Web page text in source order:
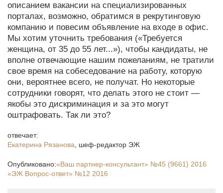
описанием вакансии на специализированных
порталах, возможно, обратимся в рекрутинговую
компанию и повесим объявление на входе в офис.
Мы хотим уточнить требования («Требуется
женщина, от 35 до 55 лет...»), чтобы кандидаты, не
вполне отвечающие нашим пожеланиям, не тратили
свое время на собеседование на работу, которую
они, вероятнее всего, не получат. Но некоторые
сотрудники говорят, что делать этого не стоит —
якобы это дискриминация и за это могут
оштрафовать. Так ли это?
отвечает:
Екатерина Рязанова
шеф-редактор ЭЖ
Опубликовано:«Ваш партнер-консультант» №45 (9661) 2016
«ЭЖ Вопрос-ответ» №12 2016